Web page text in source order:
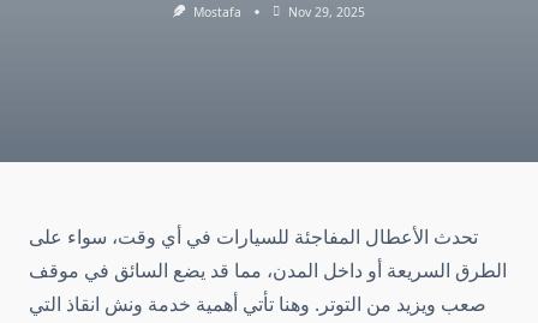
Mostafa Nov 29, 2025
تحدث الأعطال المفاجئة للسيارات في أي وقت، سواء على
الطرق السريعة أو داخل المدن، مما قد يضع السائق في موقف
صعب ويزيد من التوتر. وهنا تأتي أهمية خدمة ونش انقاذ التي